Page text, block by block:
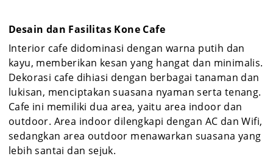
Desain dan Fasilitas Kone Cafe
Interior cafe didominasi dengan warna putih dan
kayu, memberikan kesan yang hangat dan minimalis.
Dekorasi cafe dihiasi dengan berbagai tanaman dan
lukisan, menciptakan suasana nyaman serta tenang.
Cafe ini memiliki dua area, yaitu area indoor dan
outdoor. Area indoor dilengkapi dengan AC dan Wifi,
sedangkan area outdoor menawarkan suasana yang
lebih santai dan sejuk.